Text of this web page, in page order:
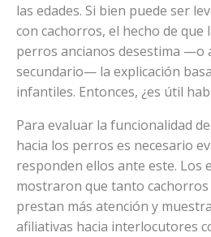
las edades. Si bien puede ser
con cachorros, el hecho de que
perros ancianos desestima —o
secundario— la explicación
infantiles. Entonces, ¿es útil
Para evaluar la funcionalidad
hacia los perros es necesario
responden ellos ante este. Los
mostraron que tanto
prestan más atención y
afiliativas hacia interlocutores